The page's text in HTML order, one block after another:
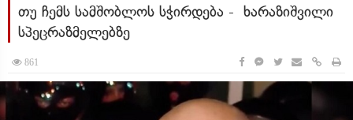
თუ ჩემს სამშობლოს სჭირდება - ხარაზიშვილი
სპეცრაზმელებზე
861